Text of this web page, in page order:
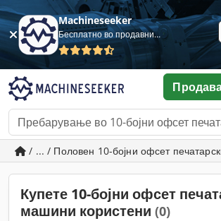
Machineseeker
Бесплатно во продавница
/ ... / Половен 10-бојни офсет
Купете 10-бојни офсет
машини користени (0)